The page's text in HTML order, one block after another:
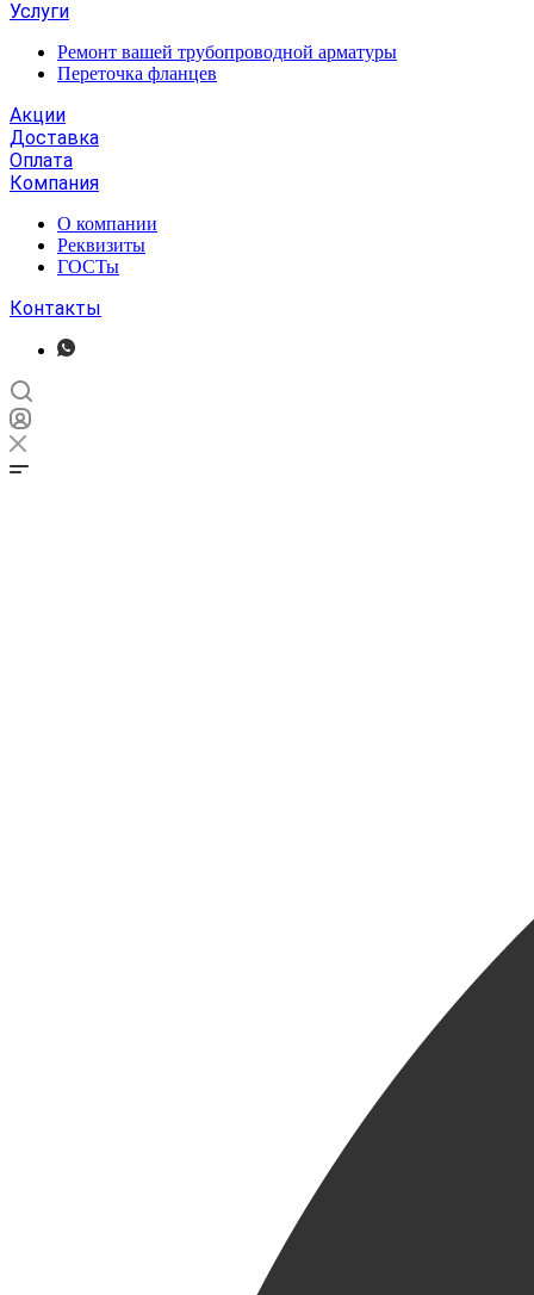
Услуги
Ремонт вашей трубопроводной арматуры
Переточка фланцев
Акции
Доставка
Оплата
Компания
О компании
Реквизиты
ГОСТы
Контакты